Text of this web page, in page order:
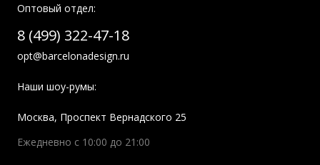
Оптовый отдел:
8 (499) 322-47-18
opt@barcelonadesign.ru
Наши шоу-румы:
Москва, Проспект Вернадского 25
Ежедневно с 10:00 до 21:00